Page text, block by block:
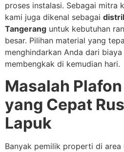
proses instalasi. Sebagai mitra
kami juga dikenal sebagai
Tangerang untuk kebutuhan
besar. Pilihan material yang
menghindarkan Anda dari
membengkak di kemudian hari.
Masalah
yang Cepat
Lapuk
Banyak pemilik properti di area